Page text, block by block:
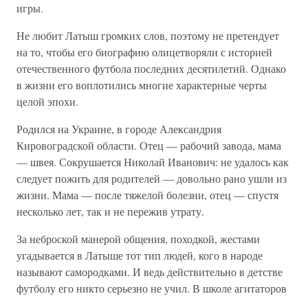
игры.
Не любит Латыш громких слов, поэтому не претендует
на то, чтобы его биографию олицетворяли с историей
отечественного футбола последних десятилетий. Однако
в жизни его воплотились многие характерные черты
целой эпохи.
Родился на Украине, в городе Александрия
Кировоградской области. Отец — рабочий завода, мама
— швея. Сокрушается Николай Иванович: не удалось как
следует пожить для родителей — довольно рано ушли из
жизни. Мама — после тяжелой болезни, отец — спустя
несколько лет, так и не пережив утрату.
За неброской манерой общения, походкой, жестами
угадывается в Латыше тот тип людей, кого в народе
называют самородками. И ведь действительно в детстве
футболу его никто серьезно не учил. В школе агитаторов